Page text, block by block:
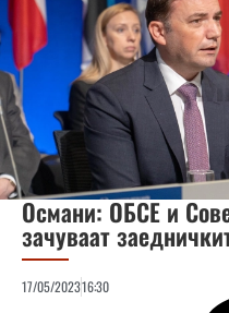
Османи: ОБСЕ и
зачуваат
17/05/202316:30